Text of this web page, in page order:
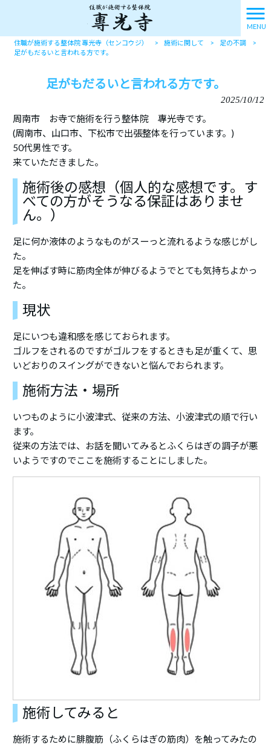
MENU
住職が施術する整体院 專光寺（センコウジ） > 施術に関して > 足の不調
>
足がもだるいと言われる方です。
足がもだるいと言われる方です。
2025/10/12
周南市 お寺で施術を行う整体院 專光寺です。
(周南市、山口市、下松市で出張整体を行っています。)
50代男性です。
来ていただきました。
施術後の感想（個人的な感想です。す
べての方がそうなる保証はありませ
ん。）
足に何か液体のようなものがスーっと流れるような感じがし
た。
足を伸ばす時に筋肉全体が伸びるようでとても気持ちよかっ
た。
現状
足にいつも違和感を感じておられます。
ゴルフをされるのですがゴルフをするときも足が重くて、思
いどおりのスイングができないと悩んでおられます。
施術方法・場所
いつものように小波津式、従来の方法、小波津式の順で行い
ます。
従来の方法では、お話を聞いてみるとふくらはぎの調子が悪
いようですのでここを施術することにしました。
施術してみると
施術するために腓腹筋（ふくらはぎの筋肉）を触ってみたの